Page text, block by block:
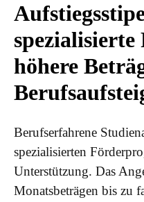
höhere
Berufserfahrene
spezialisierten
Unterstützung. Das
Monatsbeträgen bis zu